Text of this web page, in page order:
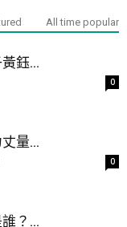
All time popular
鈺...
0
量...
0
？...